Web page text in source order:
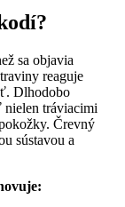
sa objavia
reaguje
Dlhodobo
nielen tráviacimi
Črevný
sústavou a